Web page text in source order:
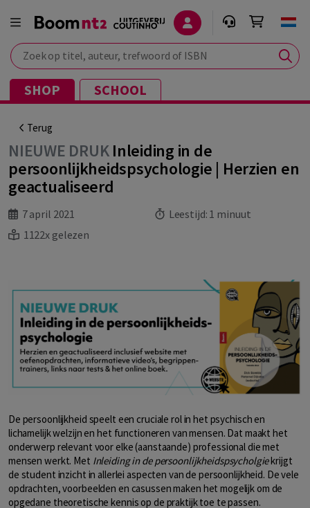
Zoek op titel, auteur, trefwoord of ISBN
SHOP SCHOOL
Terug
NIEUWE DRUKInleiding in de
persoonlijkheidspsychologie | Herzien en
geactualiseerd
7 april 2021 Leestijd: 1 minuut
1122x gelezen
De persoonlijkheid speelt een cruciale rol in het psychisch en
lichamelijk welzijn en het functioneren van mensen. Dat maakt het
onderwerp relevant voor elke (aanstaande) professional die met
mensen werkt. Met Inleiding in de persoonlijkheidspsycholgiekrijgt
de student inzicht in allerlei aspecten van de persoonlijkheid. De vele
opdrachten, voorbeelden en casussen maken het mogelijk om de
opgedane theoretische kennis op de praktijk toe te passen.